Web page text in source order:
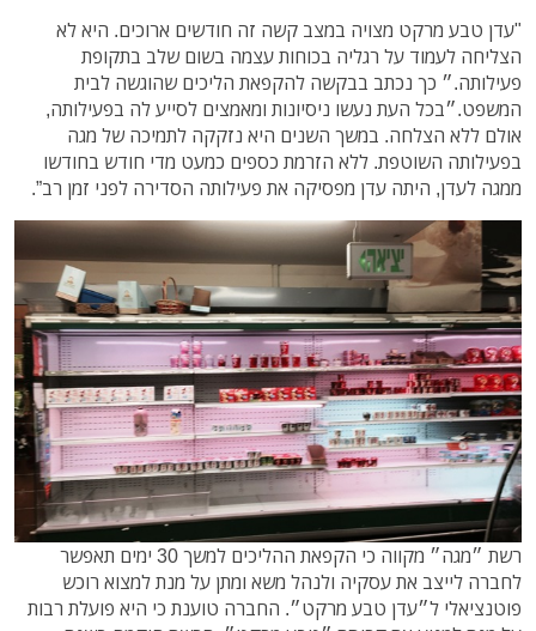
"עדן טבע מרקט מצויה במצב קשה זה חודשים ארוכים. היא לא
הצליחה לעמוד על רגליה בכוחות עצמה בשום שלב בתקופת
פעילותה.״ כך נכתב בבקשה להקפאת הליכים שהוגשה לבית
המשפט.״בכל העת נעשו ניסיונות ומאמצים לסייע לה בפעילותה,
אולם ללא הצלחה. במשך השנים היא נזקקה לתמיכה של מגה
בפעילותה השוטפת. ללא הזרמת כספים כמעט מדי חודש בחודשו
ממגה לעדן, היתה עדן מפסיקה את פעילותה הסדירה לפני זמן רב”.
רשת ״מגה״ מקווה כי הקפאת ההליכים למשך 30 ימים תאפשר
לחברה לייצב את עסקיה ולנהל משא ומתן על מנת למצוא רוכש
פוטנציאלי ל״עדן טבע מרקט״. החברה טוענת כי היא פועלת רבות